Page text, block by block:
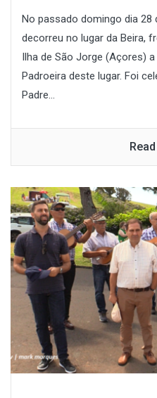
No passado domingo dia
decorreu no lugar da Beira,
Ilha de São Jorge (Açores)
Padroeira deste lugar. Foi
Padre...